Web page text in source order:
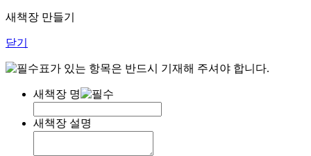
새책장 만들기
닫기
표가 있는 항목은 반드시 기재해 주셔야 합니다.
새책장 명
새책장 설명